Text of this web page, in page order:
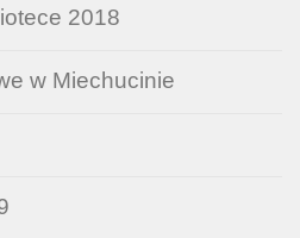
2018
w Miechucinie